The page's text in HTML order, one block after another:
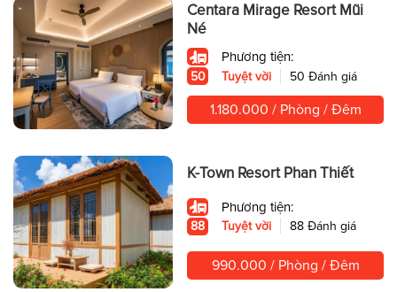
Centara Mirage Resort Mũi
Né
Phương tiện:
50 Tuyệt vời 50 Đánh giá
1.180.000 / Phòng / Đêm
K-Town Resort Phan Thiết
Phương tiện:
88 Tuyệt vời 88 Đánh giá
990.000 / Phòng / Đêm